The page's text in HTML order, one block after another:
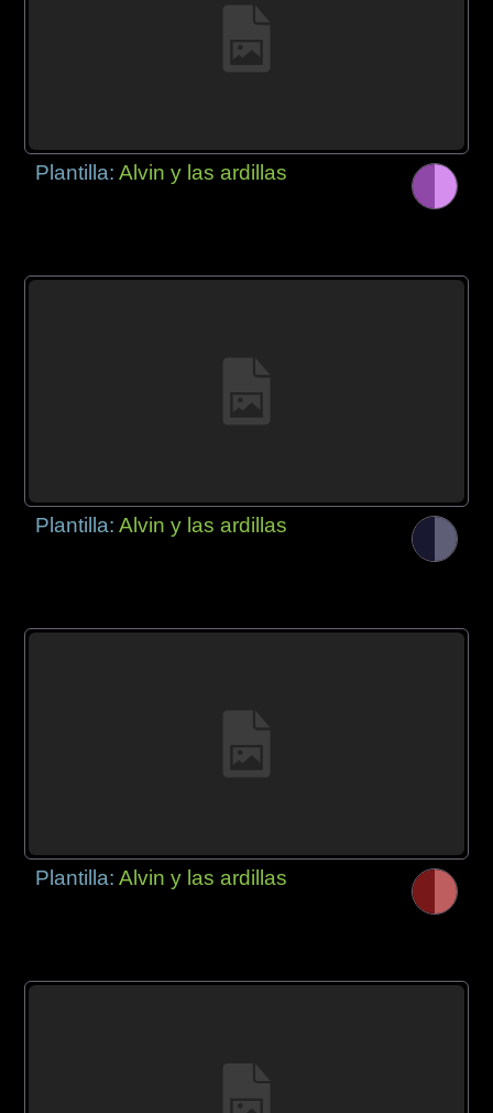
Plantilla:Alvin y las ardillas
Plantilla:Alvin y las ardillas
Plantilla:Alvin y las ardillas